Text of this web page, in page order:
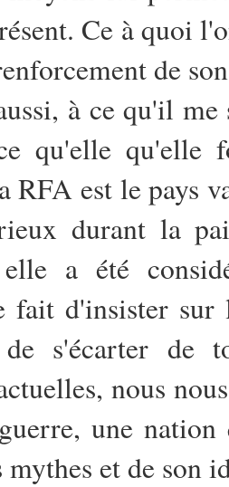
Ce à quoi
de
à ce qu'il
qu'elle qu'elle
RFA est le pays
durant la
a été
fait d'insister
s'écarter de
nous
une
mythes et de son